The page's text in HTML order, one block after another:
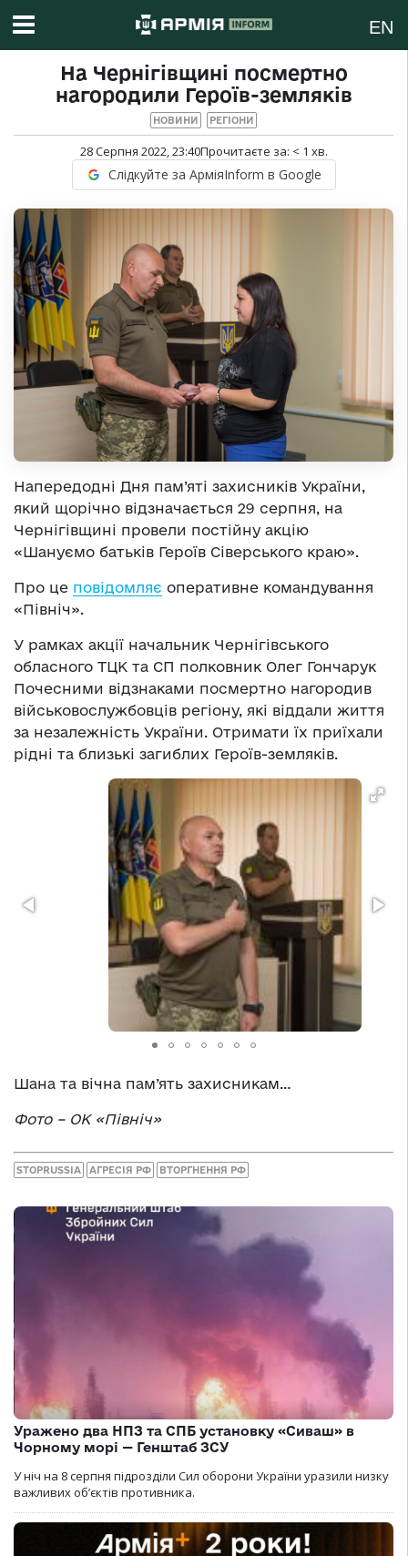
EN
На Чернігівщині посмертно
нагородили Героїв-земляків
НОВИНИ РЕГІОНИ
28 Серпня 2022, 23:40Прочитаєте за: < 1 хв.
Слідкуйте за АрміяInform в Google
Напередодні Дня пам’яті захисників України,
який щорічно відзначається 29 серпня, на
Чернігівщині провели постійну акцію
«Шануємо батьків Героїв Сіверського краю».
Про це повідомляє оперативне командування
«Північ».
У рамках акції начальник Чернігівського
обласного ТЦК та СП полковник Олег Гончарук
Почесними відзнаками посмертно нагородив
військовослужбовців регіону, які віддали життя
за незалежність України. Отримати їх приїхали
рідні та близькі загиблих Героїв-земляків.
Шана та вічна пам’ять захисникам…
Фото – ОК «Північ»
STOPRUSSIA АГРЕСІЯ РФ ВТОРГНЕННЯ РФ
Уражено два НПЗ та СПБ установку «Сиваш» в
Чорному морі — Генштаб ЗСУ
У ніч на 8 серпня підрозділи Сил оборони України уразили низку
важливих об’єктів противника.